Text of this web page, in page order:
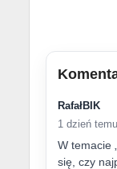
RafałBIK
1 dzień temu
W temacie
się, czy